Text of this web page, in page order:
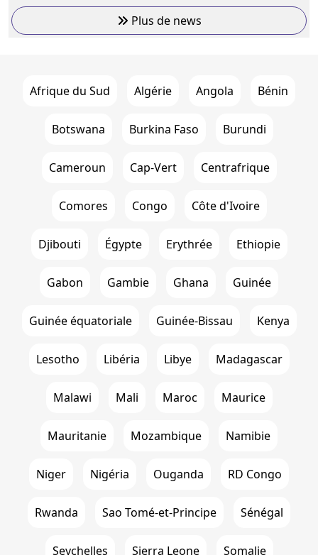
Plus de news
Afrique du Sud Algérie Angola Bénin
Botswana Burkina Faso Burundi
Cameroun Cap-Vert Centrafrique
Comores Congo Côte d'Ivoire
Djibouti Égypte Erythrée Ethiopie
Gabon Gambie Ghana Guinée
Guinée équatoriale Guinée-Bissau Kenya
Lesotho Libéria Libye Madagascar
Malawi Mali Maroc Maurice
Mauritanie Mozambique Namibie
Niger Nigéria Ouganda RD Congo
Rwanda Sao Tomé-et-Principe Sénégal
Seychelles Sierra Leone Somalie